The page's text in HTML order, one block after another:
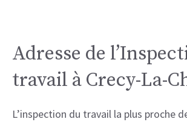
Adresse de
travail à Crecy-La-
L’inspection du travail la plus proche